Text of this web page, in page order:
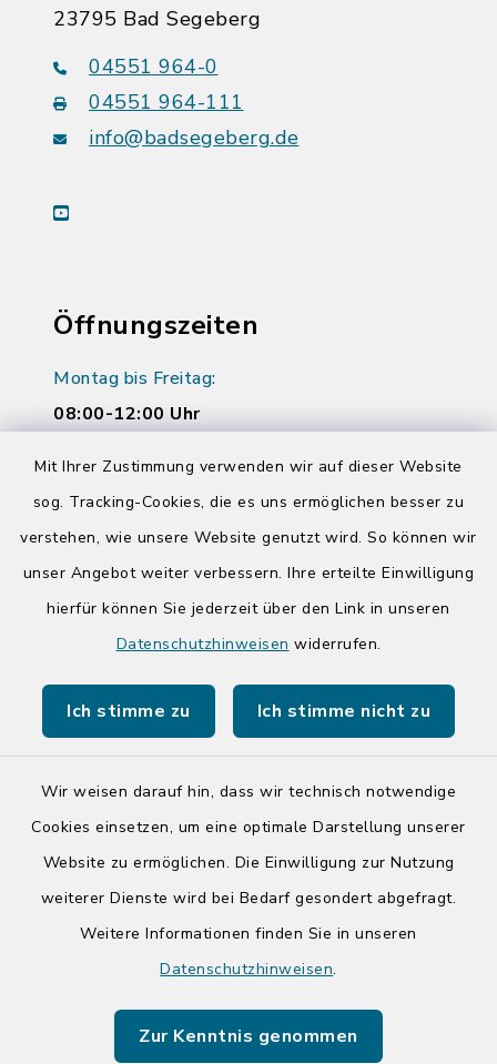
Mit Ihrer Zustimmung verwenden wir auf dieser Website
sog. Tracking-Cookies, die es uns ermöglichen besser zu
verstehen, wie unsere Website genutzt wird. So können wir
unser Angebot weiter verbessern. Ihre erteilte Einwilligung
hierfür können Sie jederzeit über den Link in unseren
Datenschutzhinweisen widerrufen.
Ich stimme zu Ich stimme nicht zu
Wir weisen darauf hin, dass wir technisch notwendige
Cookies einsetzen, um eine optimale Darstellung unserer
Website zu ermöglichen. Die Einwilligung zur Nutzung
weiterer Dienste wird bei Bedarf gesondert abgefragt.
Weitere Informationen finden Sie in unseren
Datenschutzhinweisen.
Zur Kenntnis genommen
23795 Bad Segeberg
04551 964-0
04551 964-111
info@badsegeberg.de
youtube
Öffnungszeiten
Montag bis Freitag:
08:00-12:00 Uhr
Donnerstag zusätzlich:
14:00-17:00 Uhr
Quicklinks
Kreis Segeberg
Tourist-Info der Stadt Bad Segeberg
Barrierefreiheit
Datenschutz